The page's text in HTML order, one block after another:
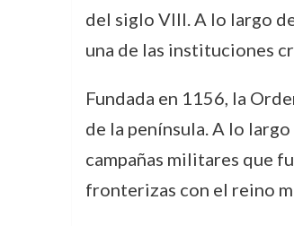
del siglo VIII. A lo largo
una de las instituciones
Fundada en 1156, la
de la península. A lo
campañas militares que
fronterizas con el reino